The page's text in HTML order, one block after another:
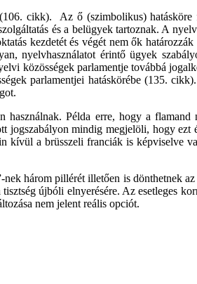
cikk). Az ő (szimbolikus) hatásköre
és a belügyek tartoznak. A
kezdetét és végét nem ők
nyelvhasználatot érintő ügyek
közösségek parlamentje továbbá
parlamentjei hatáskörébe (135.
Példa erre, hogy a
mindig megjelöli, hogy
kívül a brüsszeli franciák is képviselve
nek három pillérét illetően is dönthetnek
újbóli elnyerésére. Az esetleges
nem jelent reális opciót.